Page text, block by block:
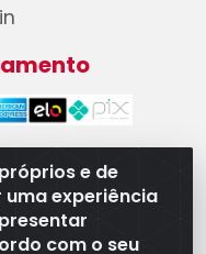
e de
experiência
com o seu
LTDA - CNPJ
667 - Parque
- CEP 74375-660